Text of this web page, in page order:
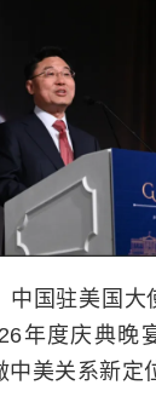
中国驻美国大
年度庆典晚
美关系新定